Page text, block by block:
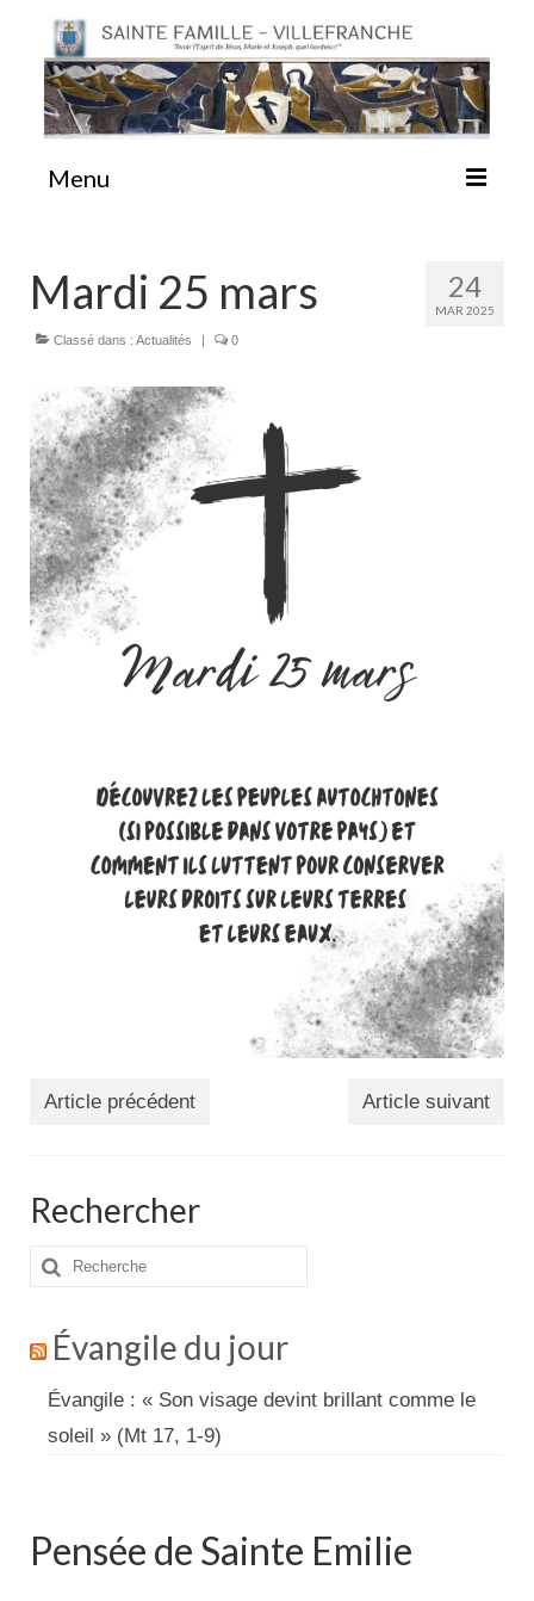
Menu
Sainte Emilie
La Congrégation
La Maison-Mère
Actualités
Tutelle
24
MAR 2025
Mardi 25 mars
Classé dans : Actualités 0
Article précédent Article suivant
Rechercher
Rechercher
:
Évangile du jour
Évangile : « Son visage devint brillant comme le
soleil » (Mt 17, 1-9)
Pensée de Sainte Emilie